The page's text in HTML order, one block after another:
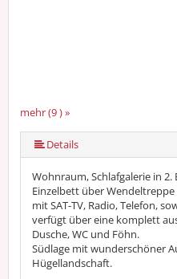
mehr (9 ) »
mehr (9 ) »
mehr (9 ) »
mehr (9 ) »
mehr (9 ) »
mehr (9 ) »
Details
Wohnraum, Schlafgalerie in
Einzelbett über
mit SAT-TV, Radio, Telefon,
verfügt über eine komplett
Dusche, WC und Föhn.
Südlage mit wunderschöner
Hügellandschaft.